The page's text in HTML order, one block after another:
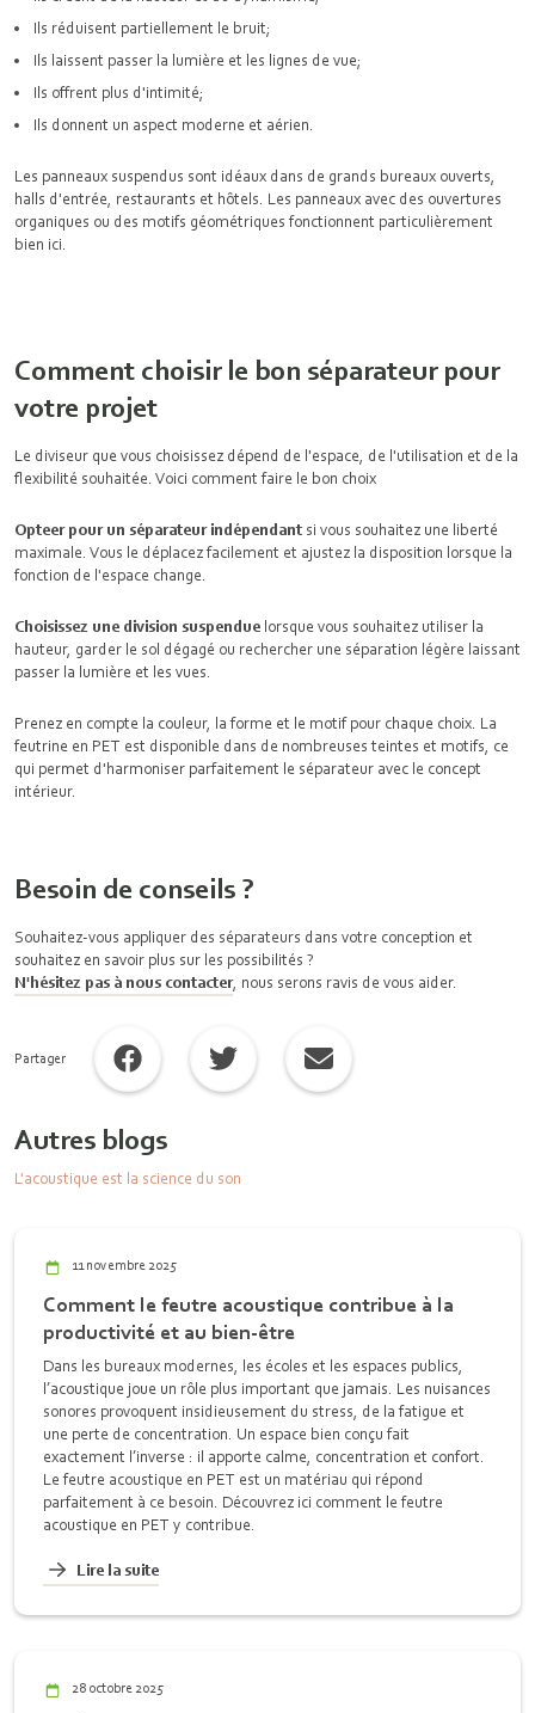
Ils réduisent partiellement le bruit;
Ils laissent passer la lumière et les lignes de vue;
Ils offrent plus d'intimité;
Ils donnent un aspect moderne et aérien.
Les panneaux suspendus sont idéaux dans de grands bureaux ouverts,
halls d'entrée, restaurants et hôtels. Les panneaux avec des ouvertures
organiques ou des motifs géométriques fonctionnent particulièrement
bien ici.
Comment choisir le bon séparateur pour
votre projet
Le diviseur que vous choisissez dépend de l'espace, de l'utilisation et de la
flexibilité souhaitée. Voici comment faire le bon choix
Opteer pour un séparateur indépendant si vous souhaitez une liberté
maximale. Vous le déplacez facilement et ajustez la disposition lorsque la
fonction de l'espace change.
Choisissez une division suspendue lorsque vous souhaitez utiliser la
hauteur, garder le sol dégagé ou rechercher une séparation légère laissant
passer la lumière et les vues.
Prenez en compte la couleur, la forme et le motif pour chaque choix. La
feutrine en PET est disponible dans de nombreuses teintes et motifs, ce
qui permet d'harmoniser parfaitement le séparateur avec le concept
intérieur.
Besoin de conseils ?
Souhaitez-vous appliquer des séparateurs dans votre conception et
souhaitez en savoir plus sur les possibilités ?
N'hésitez pas à nous contacter, nous serons ravis de vous aider.
Partager
Autres blogs
L'acoustique est la science du son
11 novembre 2025
Comment le feutre acoustique contribue à la
productivité et au bien-être
Dans les bureaux modernes, les écoles et les espaces publics,
l’acoustique joue un rôle plus important que jamais. Les nuisances
sonores provoquent insidieusement du stress, de la fatigue et
une perte de concentration. Un espace bien conçu fait
exactement l’inverse : il apporte calme, concentration et confort.
Le feutre acoustique en PET est un matériau qui répond
parfaitement à ce besoin. Découvrez ici comment le feutre
acoustique en PET y contribue.
Lire la suite
28 octobre 2025